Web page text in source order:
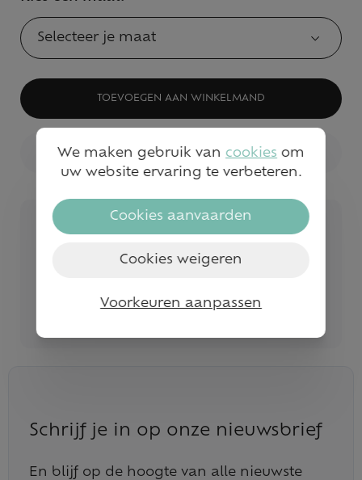
Selecteer je maat
TOEVOEGEN AAN WINKELMAND
BEKIJK WINKELVOORRAAD
Veilig betalen
Snelle service en levering
Bezoek onze fysieke winkels
Schrijf je in op onze nieuwsbrief
En blijf op de hoogte van alle nieuwste
We maken gebruik van cookies om
uw website ervaring te verbeteren.
Cookies aanvaarden
Cookies weigeren
Voorkeuren aanpassen